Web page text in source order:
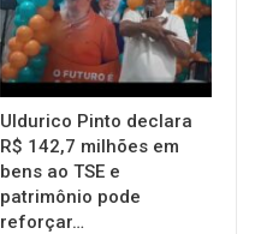
Uldurico Pinto declara
R$ 142,7 milhões em
bens ao TSE e
patrimônio pode
reforçar…